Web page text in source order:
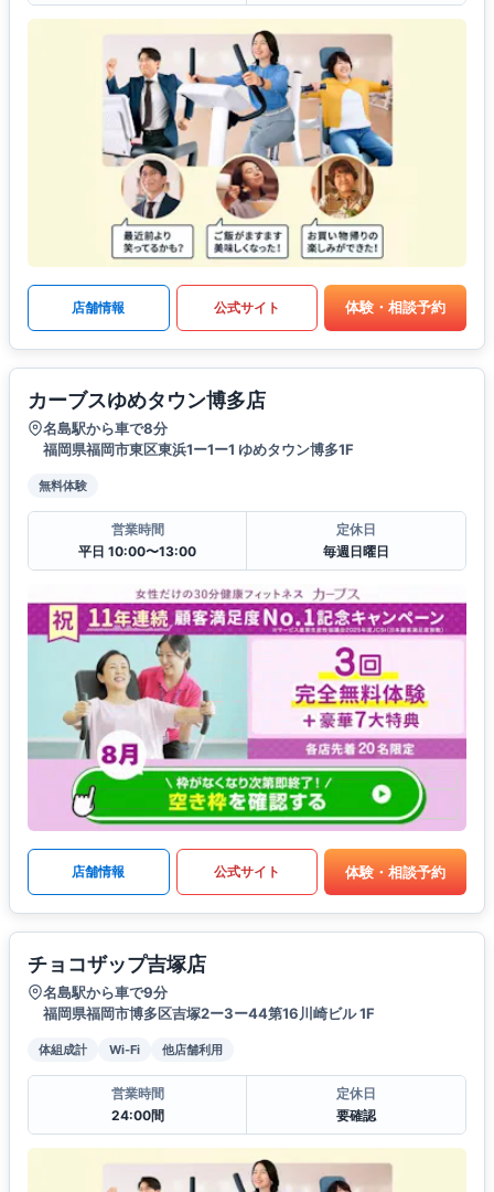
店舗情報 公式サイト 体験・相談予約
カーブスゆめタウン博多店
名島駅から車で8分
福岡県福岡市東区東浜1ー1ー1 ゆめタウン博多1F
無料体験
営業時間
平日 10:00〜13:00
定休日
毎週日曜日
店舗情報 公式サイト 体験・相談予約
チョコザップ吉塚店
名島駅から車で9分
福岡県福岡市博多区吉塚2ー3ー44第16川崎ビル 1F
体組成計 Wi-Fi 他店舗利用
営業時間
24:00間
定休日
要確認